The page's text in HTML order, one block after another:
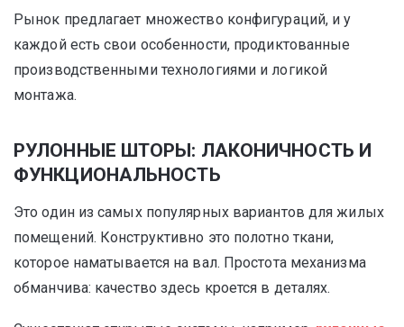
Рынок предлагает множество конфигураций, и у
каждой есть свои особенности, продиктованные
производственными технологиями и логикой
монтажа.
РУЛОННЫЕ ШТОРЫ: ЛАКОНИЧНОСТЬ И
ФУНКЦИОНАЛЬНОСТЬ
Это один из самых популярных вариантов для жилых
помещений. Конструктивно это полотно ткани,
которое наматывается на вал. Простота механизма
обманчива: качество здесь кроется в деталях.